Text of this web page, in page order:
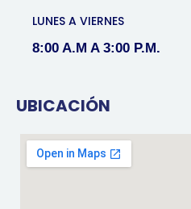
LUNES A VIERNES
8:00 A.M A 3:00 P.M.
UBICACIÓN